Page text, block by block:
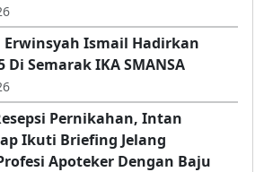
Erwinsyah Ismail Hadirkan
Di Semarak IKA SMANSA
Pernikahan, Intan
Ikuti Briefing Jelang
Apoteker Dengan Baju